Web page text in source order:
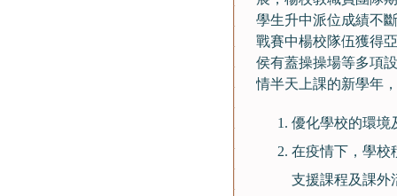
學生升中派位成績不
戰賽中楊校隊伍獲得
侯有蓋操操場等多項
情半天上課的新學年
優化學校的環境
在疫情下，學校
支援課程及課外